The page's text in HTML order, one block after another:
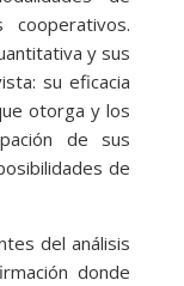
y sus
su eficacia
otorga y los
de sus
de
del análisis
donde